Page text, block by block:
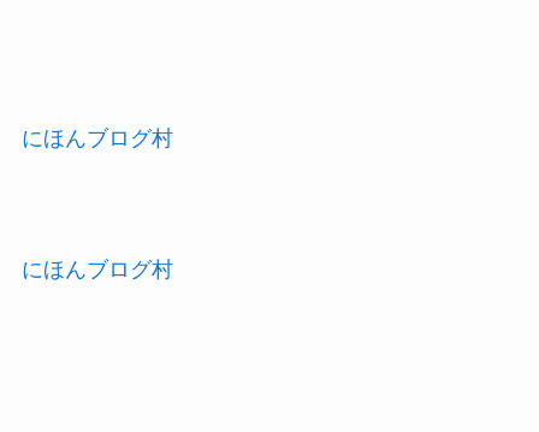
にほんブログ村
にほんブログ村